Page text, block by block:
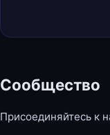
Сообщество
Присоединяйтесь к